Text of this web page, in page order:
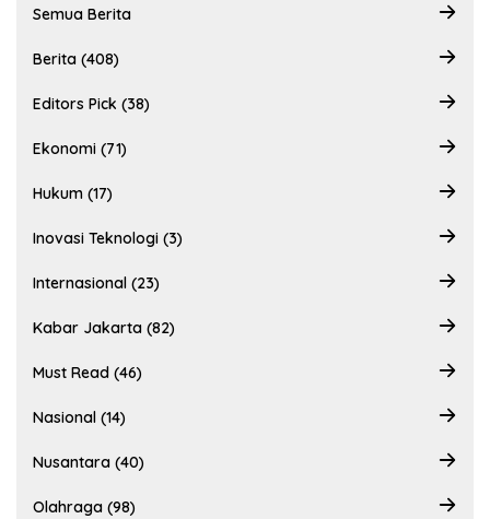
Semua Berita
Berita (408)
Editors Pick (38)
Ekonomi (71)
Hukum (17)
Inovasi Teknologi (3)
Internasional (23)
Kabar Jakarta (82)
Must Read (46)
Nasional (14)
Nusantara (40)
Olahraga (98)